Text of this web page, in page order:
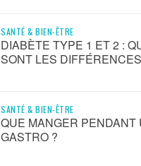
SANTÉ & BIEN-ÊTRE
DIABÈTE TYPE 1 ET 2 :
SONT LES
SANTÉ & BIEN-ÊTRE
QUE MANGER PENDANT
GASTRO ?